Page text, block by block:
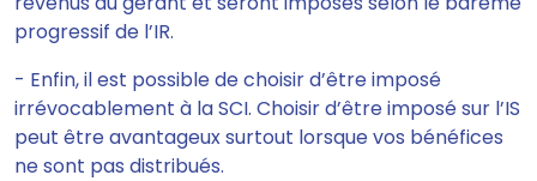
progressif de l’IR.
- Enfin, il est possible de choisir d’être imposé
irrévocablement à la SCI. Choisir d’être imposé sur l’IS
peut être avantageux surtout lorsque vos bénéfices
ne sont pas distribués.